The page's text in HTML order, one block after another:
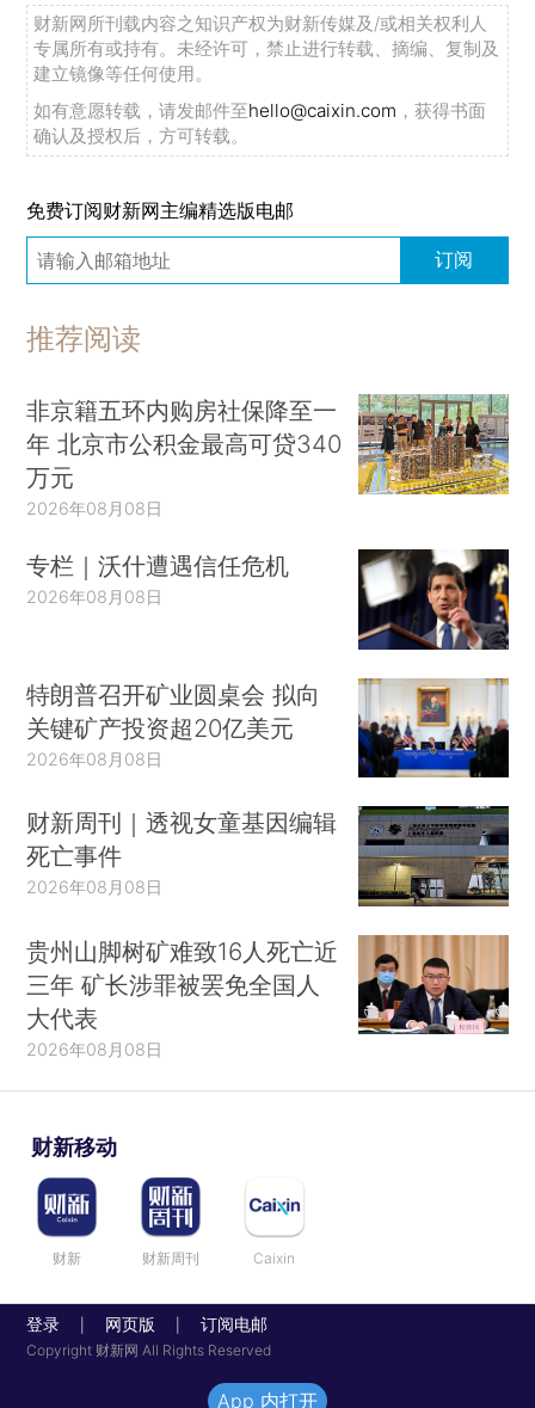
财新网所刊载内容之知识产权为财新传媒及/或相关权利人
专属所有或持有。未经许可，禁止进行转载、摘编、复制及
建立镜像等任何使用。
如有意愿转载，请发邮件至hello@caixin.com ，获得书面
确认及授权后，方可转载。
免费订阅财新网主编精选版电邮
订阅
推荐阅读
非京籍五环内购房社保降至一
年 北京市公积金最高可贷340
万元
2026年08月08日
专栏｜沃什遭遇信任危机
2026年08月08日
特朗普召开矿业圆桌会 拟向
关键矿产投资超20亿美元
2026年08月08日
财新周刊｜透视女童基因编辑
死亡事件
2026年08月08日
贵州山脚树矿难致16人死亡近
三年 矿长涉罪被罢免全国人
大代表
2026年08月08日
财新移动
财新 财新周刊 Caixin
登录 网页版 订阅电邮
Copyright 财新网 All Rights Reserved
App 内打开